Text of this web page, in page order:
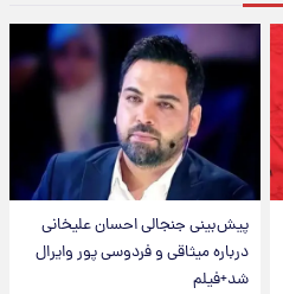
پیش‌بینی جنجالی احسان علیخانی
درباره میثاقی و فردوسی پور وایرال
شد+فیلم